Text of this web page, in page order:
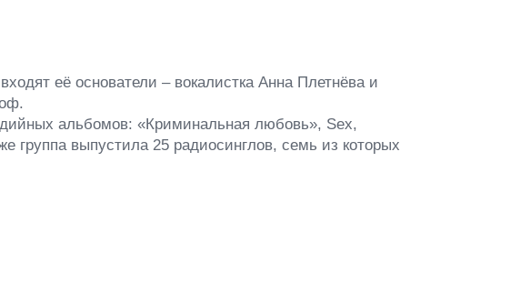
её основатели – вокалистка Анна Плетнёва и
альбомов: «Криминальная любовь», Sex,
группа выпустила 25 радиосинглов, семь из которых